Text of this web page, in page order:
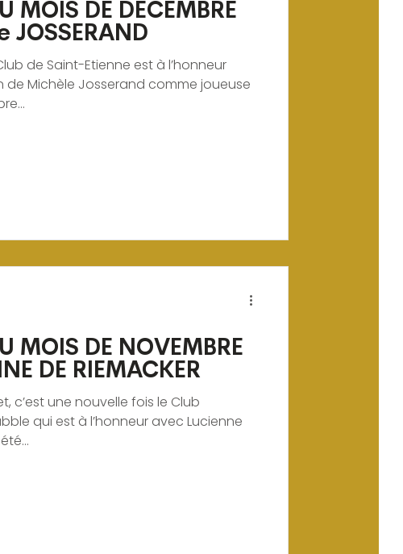
MOIS DE DECEMBRE
JOSSERAND
de Saint-Etienne est à l’honneur
Michèle Josserand comme joueuse
MOIS DE NOVEMBRE
DE RIEMACKER
c’est une nouvelle fois le Club
qui est à l’honneur avec Lucienne